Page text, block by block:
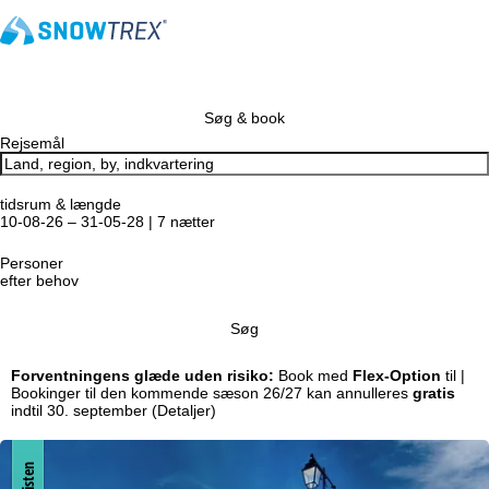
Søg & book
Rejsemål
tidsrum & længde
10-08-26 – 31-05-28 | 7 nætter
Personer
efter behov
Søg
Forventningens glæde uden risiko: Book med Flex-Option til |
Bookinger til den kommende sæson 26/27 kan annulleres gratis
indtil 30. september (Detaljer)